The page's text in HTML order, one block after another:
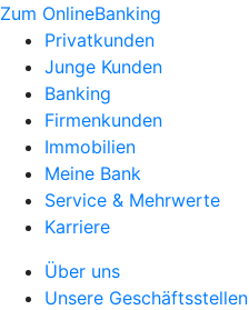
Zum OnlineBanking
Privatkunden
Junge Kunden
Banking
Firmenkunden
Immobilien
Meine Bank
Service & Mehrwerte
Karriere
Über uns
Unsere Geschäftsstellen